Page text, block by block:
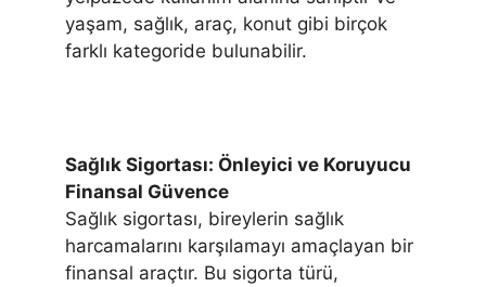
yaşam, sağlık, araç, konut gibi birçok
farklı kategoride bulunabilir.
Sağlık Sigortası: Önleyici ve Koruyucu
Finansal Güvence
Sağlık sigortası, bireylerin sağlık
harcamalarını karşılamayı amaçlayan bir
finansal araçtır. Bu sigorta türü,